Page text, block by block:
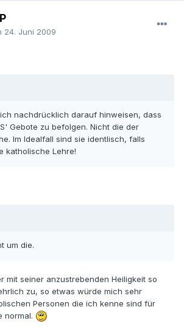
24. Juni 2009
nachdrücklich darauf hinweisen, dass
Gebote zu befolgen. Nicht die der
Im Idealfall sind sie identlisch, falls
katholische Lehre!
um die.
mit seiner anzustrebenden Heiligkeit so
zu, so etwas würde mich sehr
Personen die ich kenne sind für
normal.